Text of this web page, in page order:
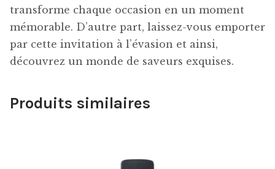
transforme chaque occasion en un moment
mémorable. D’autre part, laissez-vous emporter
par cette invitation à l’évasion et ainsi,
découvrez un monde de saveurs exquises.
Produits similaires